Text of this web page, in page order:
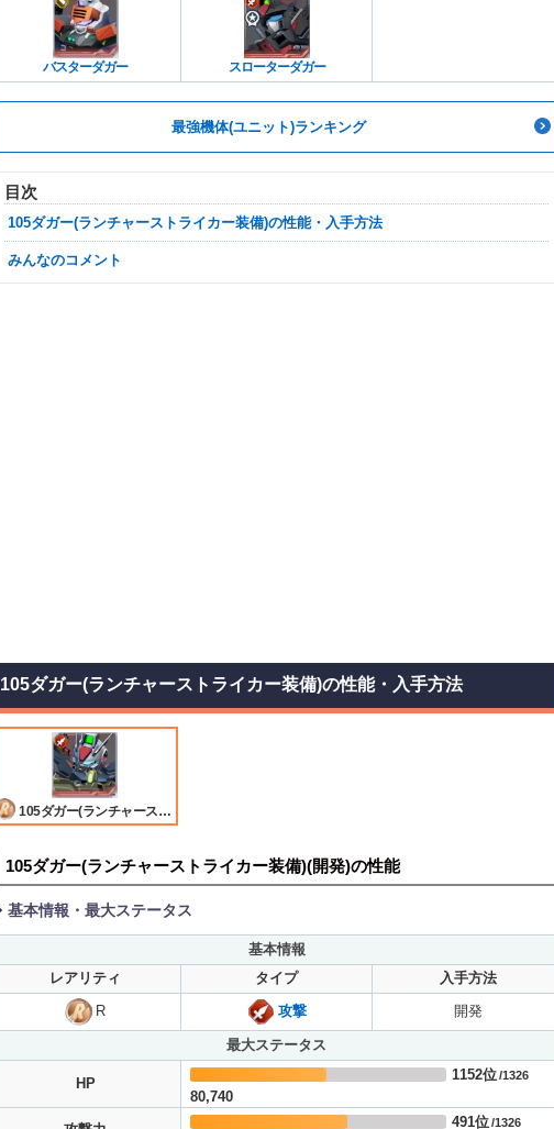
バスターダガー スローターダガー
最強機体(ユニット)ランキング
目次
105ダガー(ランチャーストライカー装備)の性能・入手方法
みんなのコメント
105ダガー(ランチャーストライカー装備)の性能・入手方法
105ダガー(ランチャーストライカー装備)
105ダガー(ランチャーストライカー装備)(開発)の性能
基本情報・最大ステータス
基本情報
レアリティ タイプ 入手方法
R 攻撃 開発
最大ステータス
HP
80,740
1152位/1326
491位/1326